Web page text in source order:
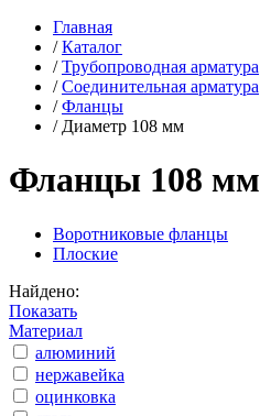
Главная
/ Каталог
/ Трубопроводная арматура
/ Соединительная арматура
/ Фланцы
/ Диаметр 108 мм
Фланцы 108 мм
Воротниковые фланцы
Плоские
Найдено:
Показать
Материал
алюминий
нержавейка
оцинковка